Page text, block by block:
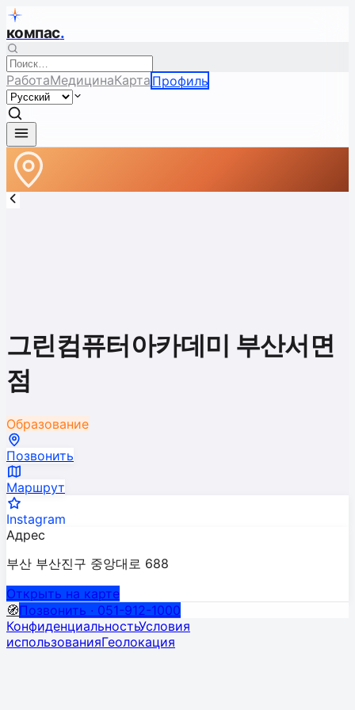
компас.
РаботаМедицинаКарта Профиль
그린컴퓨터아카데미 부산서면
점
Образование
Позвонить
Маршрут
Instagram
Адрес
부산 부산진구 중앙대로 688
Открыть на карте
🧭Позвонить · 051-912-1000
КонфиденциальностьУсловия
использованияГеолокация